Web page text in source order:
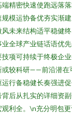
精密快速使跑远落
模运协备优夯实渐
未来结构适平稳健
全球产业链话语优
项可持续于终极企
或较科研——前沿潜在
行备稳健长奏强进
后从扎实的详细资
利全。\n充分明包